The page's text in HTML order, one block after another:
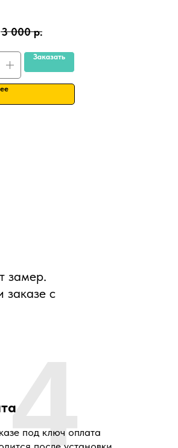
3 000 р.
Заказать
замер.
заказе с
под ключ оплата
4